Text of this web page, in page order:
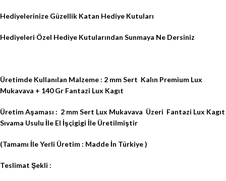
Hediyelerinize Güzellik Katan Hediye Kutuları
Hediyeleri Özel Hediye Kutularından Sunmaya Ne Dersiniz
Üretimde Kullanılan Malzeme : 2 mm Sert Kalın Premium Lux
Mukavava + 140 Gr Fantazi Lux Kagıt
Üretim Aşaması : 2 mm Sert Lux Mukavava Üzeri Fantazi Lux Kagıt
Sıvama Usulu İle El İşçigigi İle Üretilmiştir
(Tamamı İle Yerli Üretim : Madde İn Türkiye )
Teslimat Şekli :